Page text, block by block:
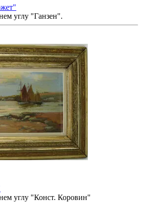
углу "Ганзен".
углу "Конст. Коровин"